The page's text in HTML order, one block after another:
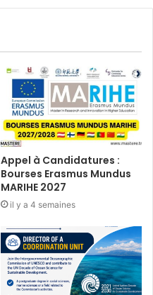
Appel à Candidatures :
Bourses Erasmus Mundus
MARIHE 2027
il y a 4 semaines